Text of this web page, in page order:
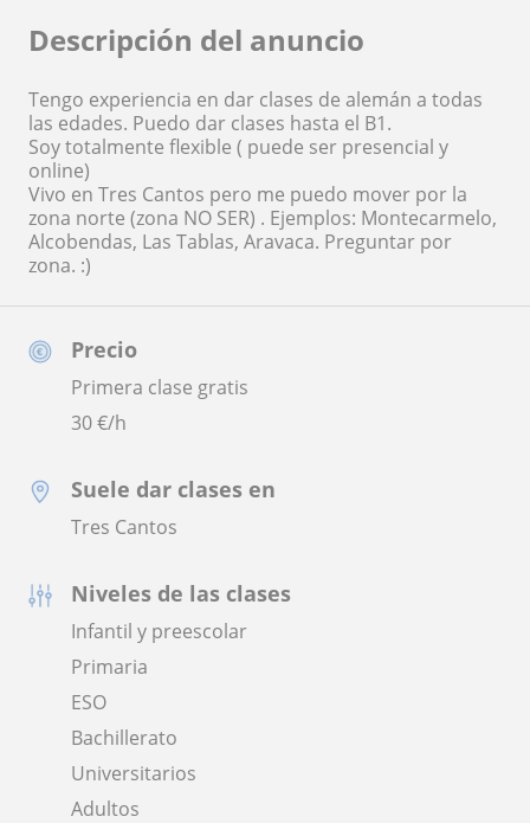
Precio
Primera clase gratis
30€/h
Suele dar clases en
Tres Cantos
Niveles de las clases
Infantil y preescolar
Primaria
ESO
Bachillerato
Universitarios
Adultos
Descripción del anuncio
Tengo experiencia en dar clases de alemán a todas
las edades. Puedo dar clases hasta el B1.
Soy totalmente flexible ( puede ser presencial y
online)
Vivo en Tres Cantos pero me puedo mover por la
zona norte (zona NO SER) . Ejemplos: Montecarmelo,
Alcobendas, Las Tablas, Aravaca. Preguntar por
zona. :)